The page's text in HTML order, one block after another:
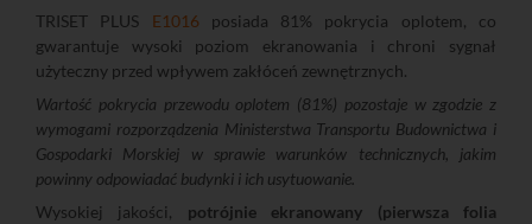
TRISET PLUS E1016 posiada 81% pokrycia oplotem, co
gwarantuje wysoki poziom ekranowania i chroni sygnał
użyteczny przed wpływem zakłóceń zewnętrznych.
Wartość pokrycia przewodu oplotem (81%) pozostaje w zgodzie z
wymogami rozporządzenia Ministerstwa Transportu Budownictwa i
Gospodarki Morskiej w sprawie warunków technicznych, jakim
powinny odpowiadać budynki i ich usytuowanie.
Wysokiej jakości, potrójnie ekranowany (pierwsza folia